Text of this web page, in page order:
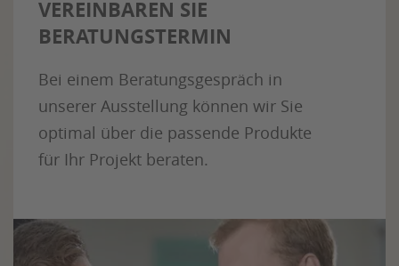
VEREINBAREN SIE
BERATUNGSTERMIN
Bei einem Beratungsgespräch in
unserer Ausstellung können wir Sie
optimal über die passende Produkte
für Ihr Projekt beraten.